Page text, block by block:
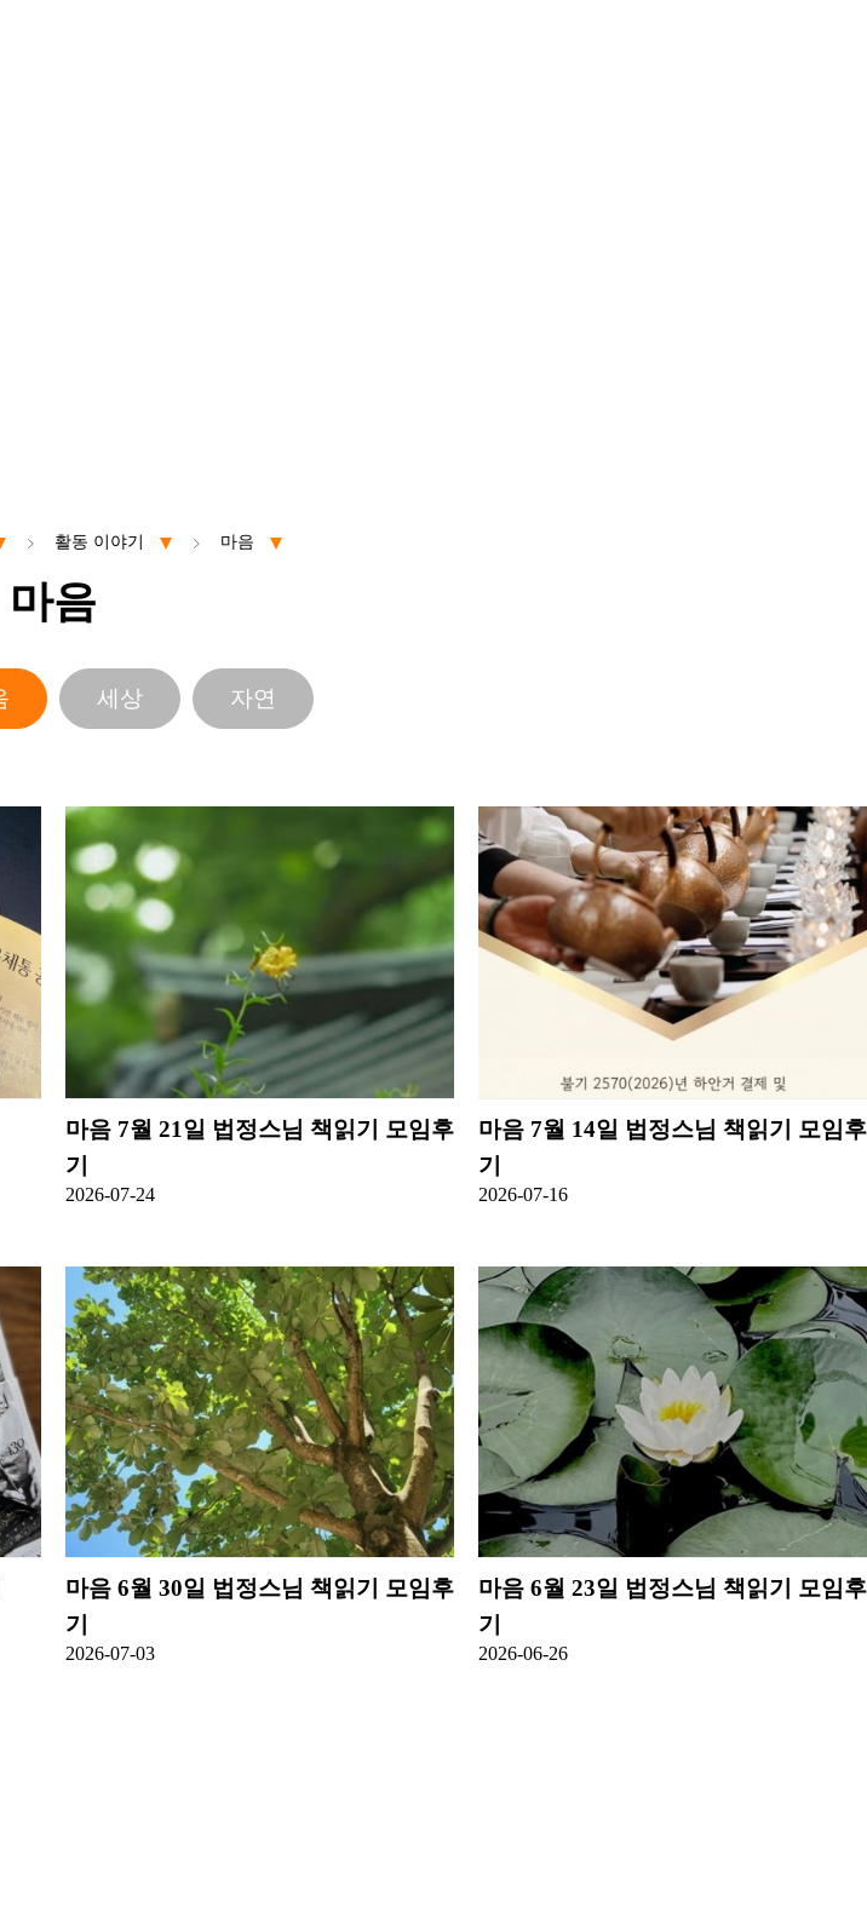
활동 이야기 마음
마음
세상 자연
마음 7월 21일 법정스님 책읽기 모임후
기
2026-07-24
마음 7월 14일 법정스님 책읽기 모임후
기
2026-07-16
마음 6월 30일 법정스님 책읽기 모임후
기
2026-07-03
마음 6월 23일 법정스님 책읽기 모임후
기
2026-06-26